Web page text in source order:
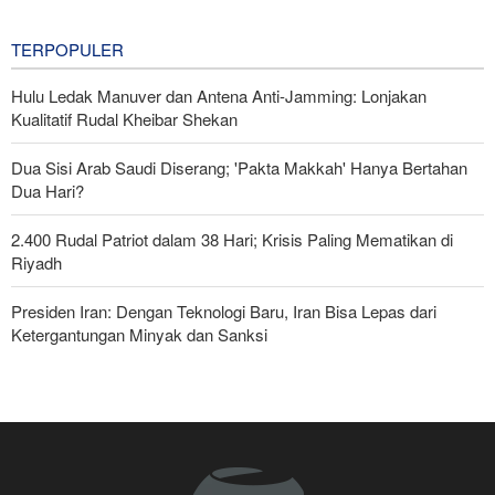
TERPOPULER
Hulu Ledak Manuver dan Antena Anti-Jamming: Lonjakan
Kualitatif Rudal Kheibar Shekan
Dua Sisi Arab Saudi Diserang; 'Pakta Makkah' Hanya Bertahan
Dua Hari?
2.400 Rudal Patriot dalam 38 Hari; Krisis Paling Mematikan di
Riyadh
Presiden Iran: Dengan Teknologi Baru, Iran Bisa Lepas dari
Ketergantungan Minyak dan Sanksi